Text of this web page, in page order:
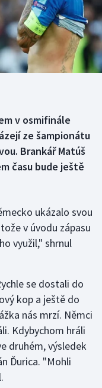
v osmifinále
ze šampionátu
Brankář Matúš
času bude ještě
ukázalo svou
v úvodu zápasu
využil," shrnul
se dostali do
kop a ještě do
nás mrzí. Němci
Kdybychom hráli
druhém, výsledek
Ďurica. "Mohli